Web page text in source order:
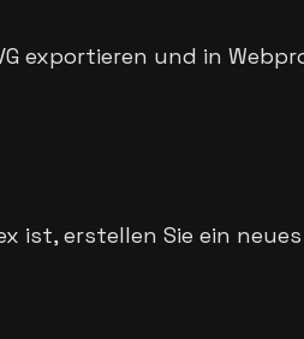
exportieren und in
ist, erstellen Sie ein